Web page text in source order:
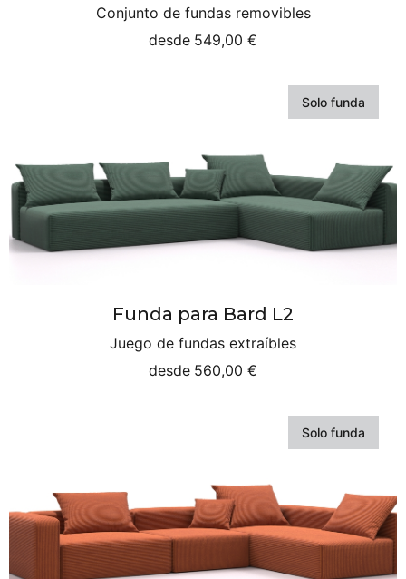
Conjunto de fundas removibles
desde 549,00 €
Solo funda
Funda para Bard L2
Juego de fundas extraíbles
desde 560,00 €
Solo funda